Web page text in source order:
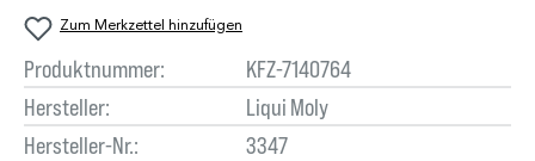
Zum Merkzettel hinzufügen
Produktnummer:
KFZ-7140764
Hersteller:
Liqui Moly
Hersteller-Nr.:
3347